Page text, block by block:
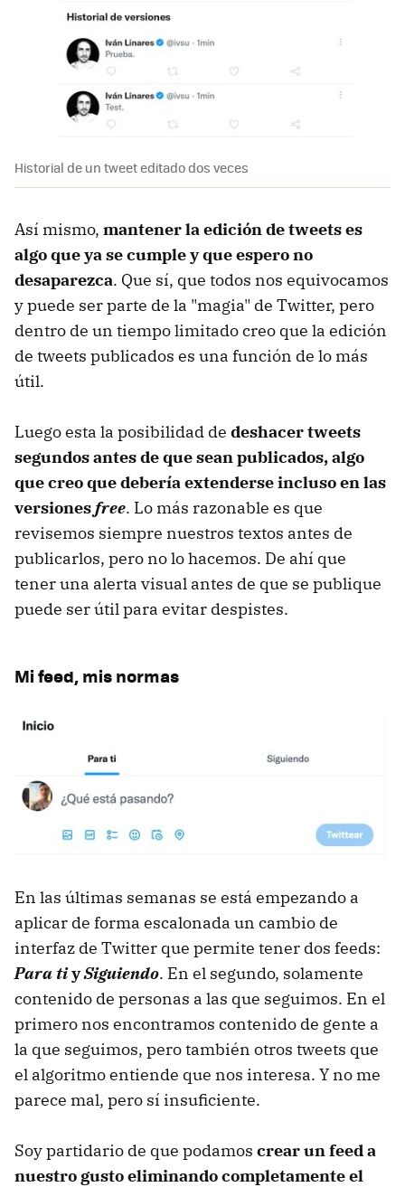
Historial de un tweet editado dos veces
Así mismo, mantener la edición de tweets es
algo que ya se cumple y que espero no
desaparezca. Que sí, que todos nos equivocamos
y puede ser parte de la "magia" de Twitter, pero
dentro de un tiempo limitado creo que la edición
de tweets publicados es una función de lo más
útil.
Luego esta la posibilidad de deshacer tweets
segundos antes de que sean publicados, algo
que creo que debería extenderse incluso en las
versionesfree. Lo más razonable es que
revisemos siempre nuestros textos antes de
publicarlos, pero no lo hacemos. De ahí que
tener una alerta visual antes de que se publique
puede ser útil para evitar despistes.
Mi feed, mis normas
En las últimas semanas se está empezando a
aplicar de forma escalonada un cambio de
interfaz de Twitter que permite tener dos feeds:
Para tiySiguiendo. En el segundo, solamente
contenido de personas a las que seguimos. En el
primero nos encontramos contenido de gente a
la que seguimos, pero también otros tweets que
el algoritmo entiende que nos interesa. Y no me
parece mal, pero sí insuficiente.
Soy partidario de que podamos crear un feed a
nuestro gusto eliminando completamente el